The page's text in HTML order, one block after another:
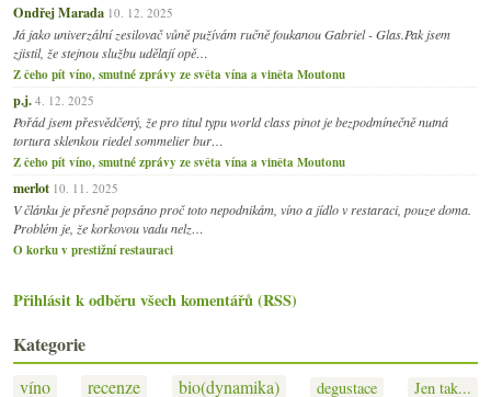
Ondřej Marada 10. 12. 2025
Já jako univerzální zesilovač vůně pužívám ručně foukanou Gabriel - Glas.Pak jsem
zjistil, že stejnou službu udělají opě…
Z čeho pít víno, smutné zprávy ze světa vína a viněta Moutonu
p.j. 4. 12. 2025
Pořád jsem přesvědčený, že pro titul typu world class pinot je bezpodmínečně nutná
tortura sklenkou riedel sommelier bur…
Z čeho pít víno, smutné zprávy ze světa vína a viněta Moutonu
merlot 10. 11. 2025
V článku je přesně popsáno proč toto nepodnikám, víno a jídlo v restaraci, pouze doma.
Problém je, že korkovou vadu nelz…
O korku v prestižní restauraci
Přihlásit k odběru všech komentářů (RSS)
Kategorie
víno recenze bio(dynamika) degustace Jen tak...